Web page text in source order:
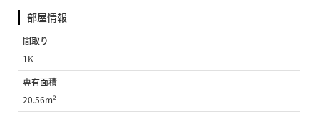
部屋情報
間取り
1K
専有面積
20.56m²